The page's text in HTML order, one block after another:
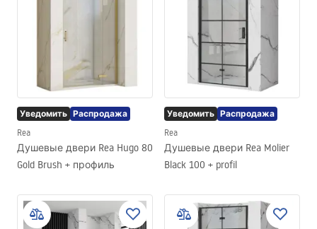
Уведомить Распродажа
Rea
Душевые двери Rea Hugo 80
Gold Brush + профиль
Уведомить Распродажа
Rea
Душевые двери Rea Molier
Black 100 + profil